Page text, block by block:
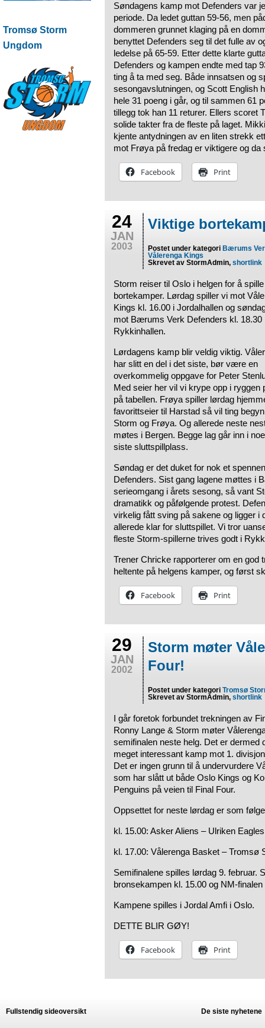
Tromsø Storm
Ungdom
Søndagens kamp mot Defenders var
periode. Da ledet guttan 59-56, men
dommeren grunnet klaging på en
benyttet Defenders seg til det fulle av
ledelse på 65-59. Etter dette klarte
Defenders og kampen endte med tap
ting å ta med seg. Både innsatsen og
sesongavslutningen, og Scott English
hele 31 poeng i går, og til sammen 61
tillegg tok han 11 returer. Ellers scoret
solide takter fra de fleste på laget.
kjente antydningen av en liten strekk
mot Frøya på fredag er viktigere og
Facebook Print
24
JAN
2003
Viktige
Postet under kategori Bærums
Vålerenga Kings
Skrevet av StormAdmin,shortlink
Storm reiser til Oslo i helgen for å
bortekamper. Lørdag spiller vi mot
Kings kl. 16.00 i Jordalhallen og
mot Bærums Verk Defenders kl. 18.30
Rykkinhallen.
Lørdagens kamp blir veldig viktig.
har slitt en del i det siste, bør være en
overkommelig oppgave for Peter
Med seier her vil vi krype opp i ryggen
på tabellen. Frøya spiller lørdag
favorittseier til Harstad så vil ting
Storm og Frøya. Og allerede neste
møtes i Bergen. Begge lag går inn i
siste sluttspillplass.
Søndag er det duket for nok et
Defenders. Sist gang lagene møttes i
serieomgang i årets sesong, så vant
dramatikk og påfølgende protest.
virkelig fått sving på sakene og ligger i
allerede klar for sluttspillet. Vi tror
fleste Storm-spillerne trives godt i
Trener Chricke rapporterer om en god
heltente på helgens kamper, og først
Facebook Print
29
JAN
2002
Storm møter
Four!
Postet under kategoriTromsø
Skrevet av StormAdmin,shortlink
I går foretok forbundet trekningen av
Ronny Lange & Storm møter
semifinalen neste helg. Det er dermed
meget interessant kamp mot 1.
Det er ingen grunn til å undervurdere
som har slått ut både Oslo Kings og
Penguins på veien til Final Four.
Oppsettet for neste lørdag er som
kl. 15.00: Asker Aliens – Ulriken Eagles
kl. 17.00: Vålerenga Basket – Tromsø
Semifinalene spilles lørdag 9. februar.
bronsekampen kl. 15.00 og NM-finalen
Kampene spilles i Jordal Amfi i Oslo.
DETTE BLIR GØY!
Facebook Print
Fullstendig sideoversikt De siste nyhetene